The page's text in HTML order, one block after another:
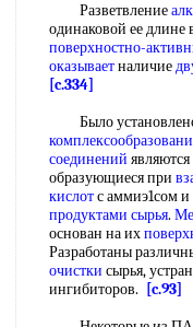
Разветвление
одинаковой ее
поверхностно-
оказываетналичие
[c.334]
Было
соединений
образующиеся при
кислотс аммиэ1сом и
продуктами сырья.
основан на их
Разработаны
очистки сырья,
ингибиторов.
[c.93]